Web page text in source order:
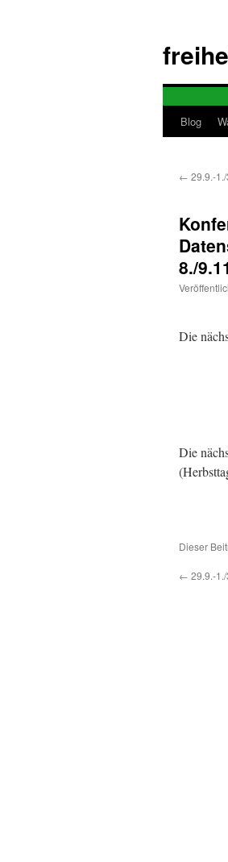
springen
Blog
← 29.9.-
8./
Die
Die
Dieser
← 29.9.-